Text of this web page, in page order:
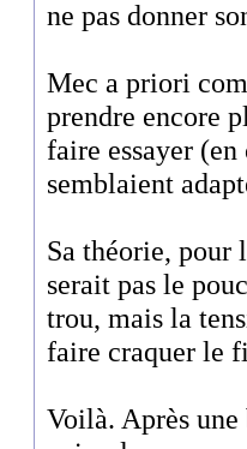
ne pas donner
Mec a priori
prendre encore
faire essayer
semblaient
Sa théorie, pour
serait pas le
trou, mais la
faire craquer le
Voilà. Après une